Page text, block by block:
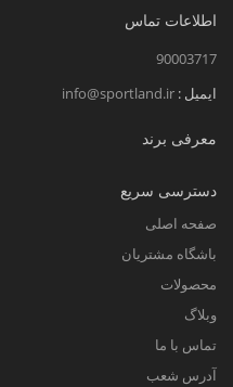
اطلاعات تماس
90003717
ایمیل : info@sportland.ir
معرفی برند
دسترسی سریع
صفحه اصلی
باشگاه مشتریان
محصولات
وبلاگ
تماس با ما
آدرس شعب